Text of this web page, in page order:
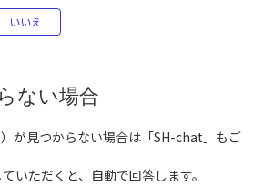
ない場合
が見つからない場合は「SH-chat 」もご
いただくと、自動で回答します。